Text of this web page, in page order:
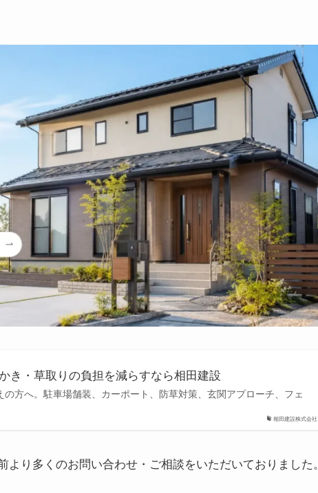
相田建設株式会社
き・草取りの負担を減らすなら相田建設
方へ。駐車場舗装、カーポート、防草対策、玄関アプローチ、フェ
り多くのお問い合わせ・ご相談をいただいておりました。